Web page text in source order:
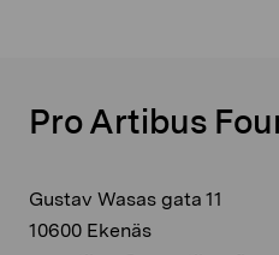
Pro Artibus
Gustav Wasas gata 11
10600 Ekenäs